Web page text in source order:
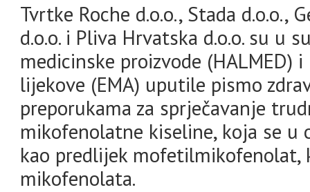
Tvrtke Roche d.o.o., Stada d.o.o.,
d.o.o. i Pliva Hrvatska d.o.o. su u
medicinske proizvode (HALMED)
lijekove (EMA) uputile pismo
preporukama za sprječavanje
mikofenolatne kiseline, koja se
kao predlijek
mikofenolata.